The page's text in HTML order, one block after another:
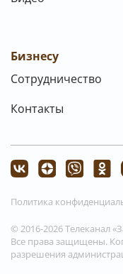
Бизнесу
Сотрудничество
Контакты
© 2016-2026 Телеканал
Все права защищены.
разрешения
Политика